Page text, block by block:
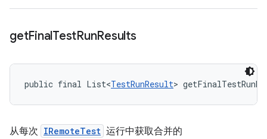
getFinalTestRunResults
public final List<TestRunResult>
从每次 IRemoteTest 运行中获取合并的